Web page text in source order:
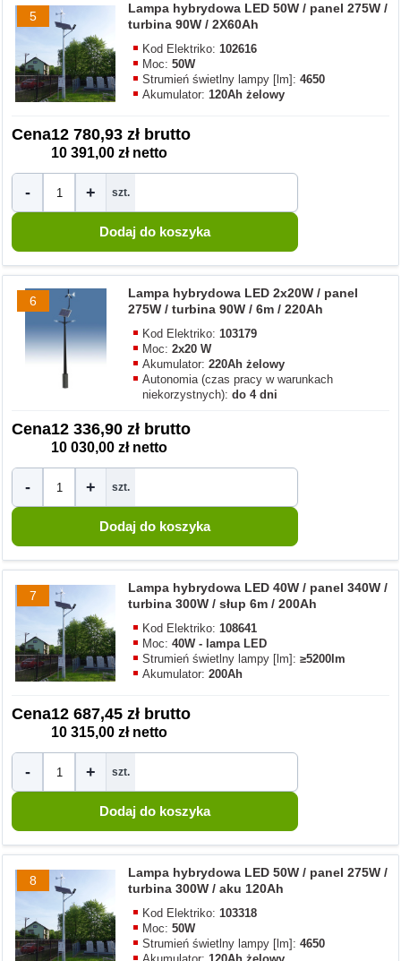
5
Lampa hybrydowa LED 50W / panel 275W /
turbina 90W / 2X60Ah
Kod Elektriko:102616
Moc:50W
Strumień świetlny lampy [lm]:4650
Akumulator:120Ah żelowy
Cena12 780,93 zł brutto
10 391,00 zł netto
- + szt.
6
Lampa hybrydowa LED 2x20W / panel
275W / turbina 90W / 6m / 220Ah
Kod Elektriko:103179
Moc:2x20 W
Akumulator:220Ah żelowy
Autonomia (czas pracy w warunkach
niekorzystnych):do 4 dni
Cena12 336,90 zł brutto
10 030,00 zł netto
- + szt.
7
Lampa hybrydowa LED 40W / panel 340W /
turbina 300W / słup 6m / 200Ah
Kod Elektriko:108641
Moc:40W - lampa LED
Strumień świetlny lampy [lm]:≥5200lm
Akumulator:200Ah
Cena12 687,45 zł brutto
10 315,00 zł netto
- + szt.
8
Lampa hybrydowa LED 50W / panel 275W /
turbina 300W / aku 120Ah
Kod Elektriko:103318
Moc:50W
Strumień świetlny lampy [lm]:4650